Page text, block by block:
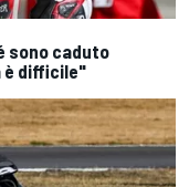
sono caduto
è difficile"